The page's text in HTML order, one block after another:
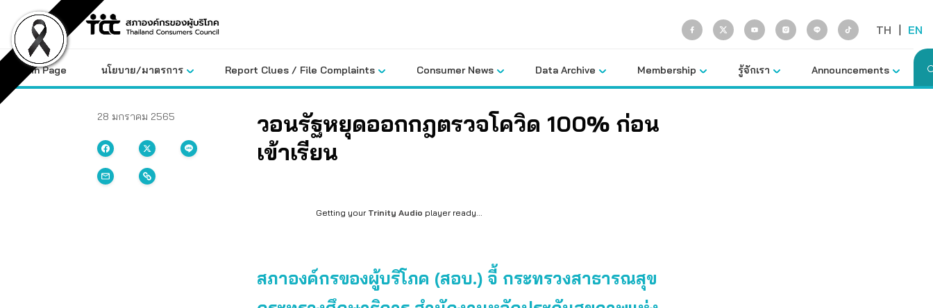
content
TH | EN
Main Page นโยบาย/มาตรการ Report Clues / File Complaints Consumer News Data Archive Membership รู้จักเรา Announcements
28 มกราคม 2565
วอนรัฐหยุดออกกฎตรวจโควิด 100% ก่อน
เข้าเรียน
Getting your Trinity Audio player ready...
สภาองค์กรของผู้บริโภค (สอบ.) จี้ กระทรวงสาธารณสุข